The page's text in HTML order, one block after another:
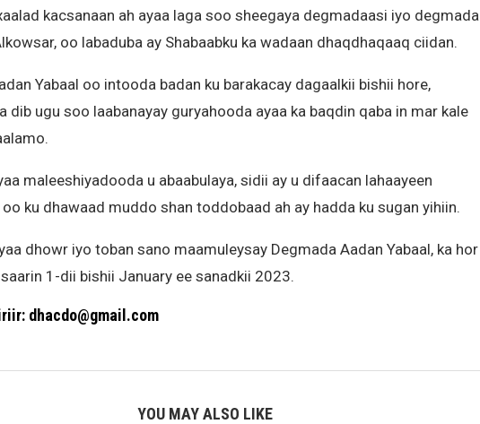
kacsanaan ah ayaa laga soo sheegaya degmadaasi iyo degmada
oo labaduba ay Shabaabku ka wadaan dhaqdhaqaaq ciidan.
Yabaal oo intooda badan ku barakacay dagaalkii bishii hore,
dib ugu soo laabanayay guryahooda ayaa ka baqdin qaba in mar kale
maleeshiyadooda u abaabulaya, sidii ay u difaacan lahaayeen
ku dhawaad muddo shan toddobaad ah ay hadda ku sugan yihiin.
dhowr iyo toban sano maamuleysay Degmada Aadan Yabaal, ka hor
1-dii bishii January ee sanadkii 2023.
dhacdo@gmail.com
YOU MAY ALSO LIKE